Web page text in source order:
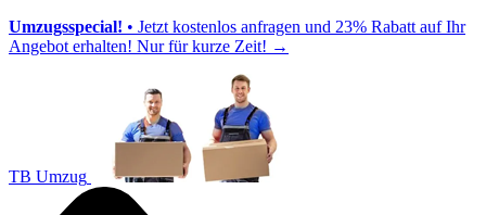
Umzugsspecial! • Jetzt kostenlos anfragen und 23% Rabatt auf Ihr
Angebot erhalten! Nur für kurze Zeit! →
TB Umzug